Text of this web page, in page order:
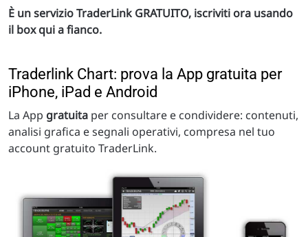
È un servizio TraderLink GRATUITO, iscriviti ora usando
il box qui a fianco.
Traderlink Chart: prova la App gratuita per
iPhone, iPad e Android
La App gratuita per consultare e condividere: contenuti,
analisi grafica e segnali operativi, compresa nel tuo
account gratuito TraderLink.